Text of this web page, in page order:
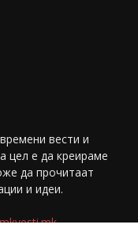
вести и
цел е да креираме
да прочитаат
и идеи.